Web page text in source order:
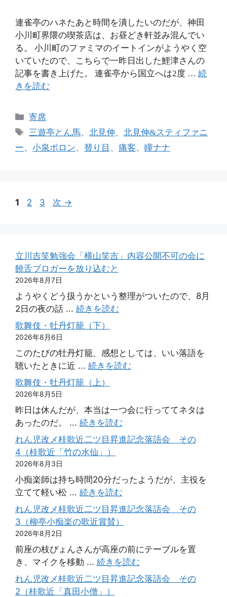
連雀亭のハネたあと時間を潰したいのだが、神田
小川町界隈の喫茶店は、お昼どき軒並み混んでい
る。 小川町のファミマのイートインがようやく空
いていたので、こちらで一昨日出した鯉津さんの
記事を書き上げた。 連雀亭から国立へは2度 … 続
きを読む
カ
テ
ゴ
リ
寄席
タ
グ
三遊亭とん馬、北見伸、北見伸&スティファニ
ー、 小泉ポロン、 替り目 、 痛客、 瞳ナナ
ペ
1
ペ
2
ペ
3 次 →
立川吉笑勉強会「横山笑吉」内容公開不可の会に
饒舌ブロガーを放り込むと
2026年8月7日
ようやくどう扱うかという整理がついたので、8月
2日の夜の話 ... 続きを読む
歌舞伎・牡丹灯籠（下）
2026年8月6日
このたびの牡丹灯籠、感想としては、いい落語を
聴いたときに近 ... 続きを読む
歌舞伎・牡丹灯籠（上）
2026年8月5日
昨日は休んだが、本当は一つ会に行っててネタは
あったのだ。 ... 続きを読む
れん児改メ桂歌近二ツ目昇進記念落語会 その
4（桂歌近「竹の水仙」）
2026年8月3日
小痴楽師は持ち時間20分だったようだが、主役を
立てて軽い松 ... 続きを読む
れん児改メ桂歌近二ツ目昇進記念落語会 その
3（柳亭小痴楽の歌近賞賛）
2026年8月2日
前座の枝ぴょんさんが高座の前にテーブルを置
き、マイクを移動 ... 続きを読む
れん児改メ桂歌近二ツ目昇進記念落語会 その
2（桂歌近「真田小僧」）